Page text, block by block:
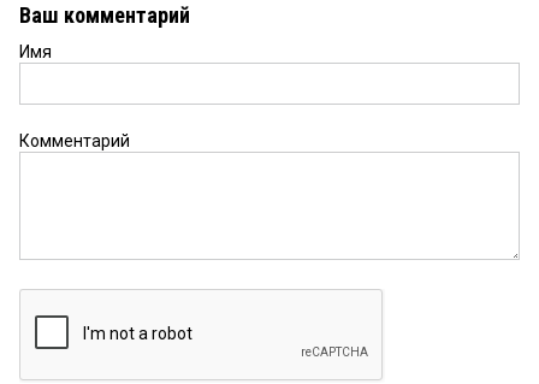
Ваш комментарий
Имя
Комментарий